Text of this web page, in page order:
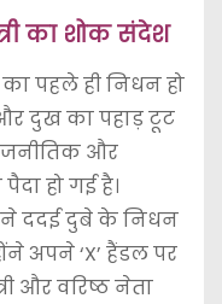
का शोक संदेश
पहले ही निधन हो
दुख का पहाड़ टूट
और
हो गई है।
ने ददई दुबे के निधन
अपने ‘X’ हैंडल पर
और वरिष्ठ नेता